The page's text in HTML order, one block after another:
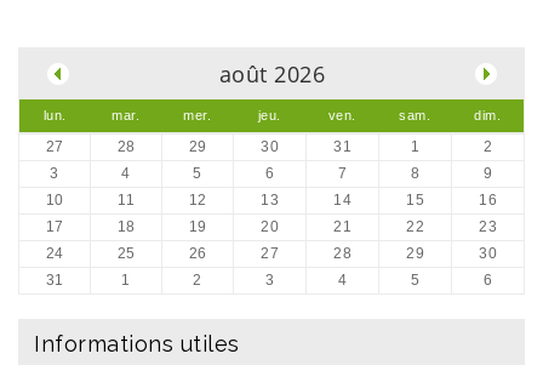
août 2026
lun. mar. mer. jeu. ven. sam. dim.
27 28 29 30 31 1
2
3
4 5 6 7 8
9
10
11 12 13 14 15
16
17
18 19 20 21 22
23
24
25 26 27 28 29
30
31
1 2 3 4 5 6
Informations utiles